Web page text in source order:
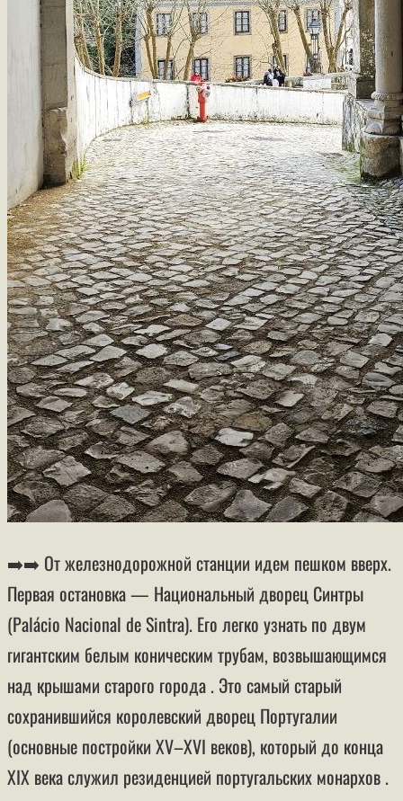
➡️➡️ От железнодорожной станции идем пешком вверх.
Первая остановка — Национальный дворец Синтры
(Palácio Nacional de Sintra). Его легко узнать по двум
гигантским белым коническим трубам, возвышающимся
над крышами старого города . Это самый старый
сохранившийся королевский дворец Португалии
(основные постройки XV–XVI веков), который до конца
XIX века служил резиденцией португальских монархов .